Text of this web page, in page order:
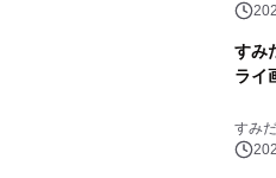
すみ
ライ
すみ